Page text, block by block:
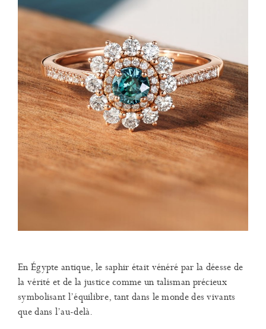
En Égypte antique, le saphir était vénéré par la déesse de
la vérité et de la justice comme un talisman précieux
symbolisant l’équilibre, tant dans le monde des vivants
que dans l’au-delà.